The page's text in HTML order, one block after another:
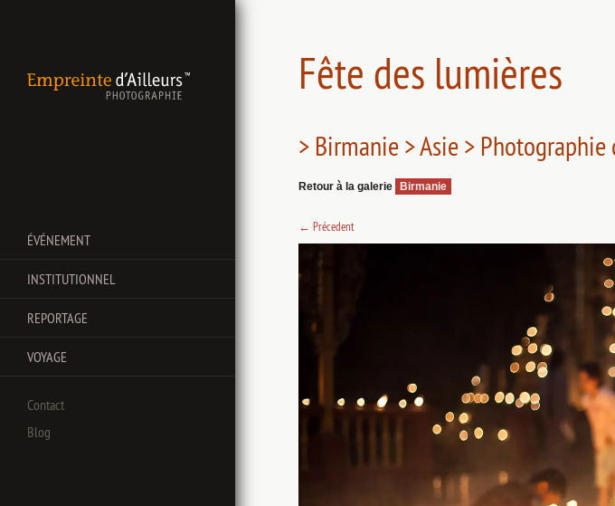
ÉVÉNEMENT
INSTITUTIONNEL
REPORTAGE
VOYAGE
Contact
Blog
Fête des lumières
> Birmanie > Asie > Photographie
Retour à la galerie Birmanie
← Précedent